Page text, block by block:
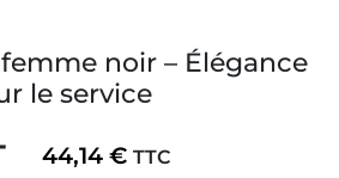
noir – Élégance
le service
44,14 € TTC